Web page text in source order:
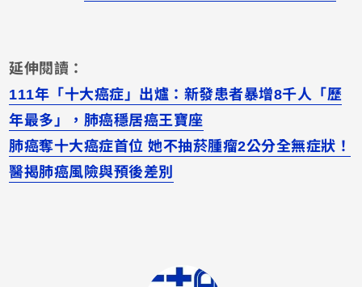
延伸閱讀：
111年「十大癌症」出爐：新發患者暴增8千人「歷
年最多」，肺癌穩居癌王寶座
肺癌奪十大癌症首位 她不抽菸腫瘤2公分全無症狀！
醫揭肺癌風險與預後差別